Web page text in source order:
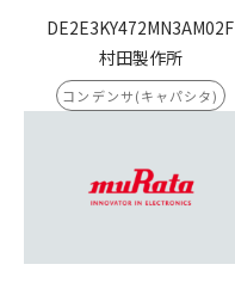
DE2E3KY472MN3AM02F
村田製作所
コンデンサ(キャパシタ)